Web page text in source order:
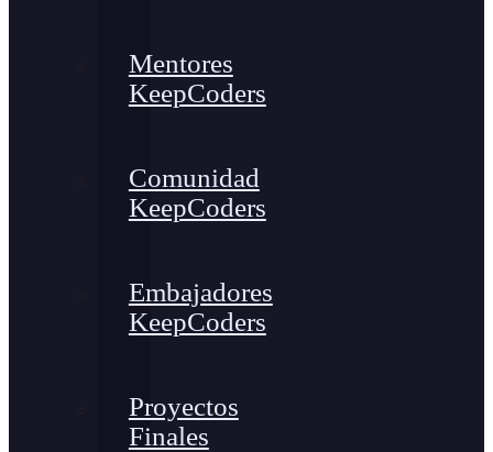
Mentores
KeepCoders
Comunidad
KeepCoders
Embajadores
KeepCoders
Proyectos
Finales